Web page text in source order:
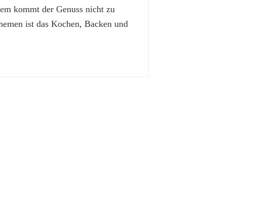
kommt der Genuss nicht zu
ist das Kochen, Backen und